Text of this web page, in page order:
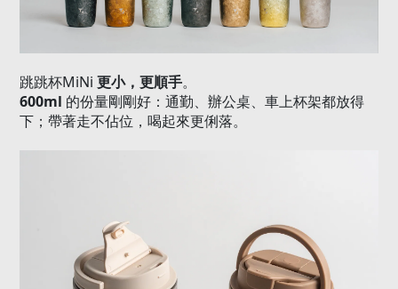
跳跳杯MiNi 更小，更順手。
600ml 的份量剛剛好：通勤、辦公桌、車上杯架都放得
下；帶著走不佔位，喝起來更俐落。